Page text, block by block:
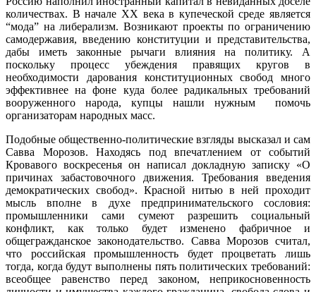
количествах. В начале XX века в купеческой среде является
“мода” на либерализм. Возникают проекты по ограничению
самодержавия, введению конституции и представительства,
дабы иметь законные рычаги влияния на политику. А
поскольку процесс убеждения правящих кругов в
необходимости дарования конституционных свобод много
эффективнее на фоне куда более радикальных требований
вооруженного народа, купцы нашли нужным помочь
организаторам народных масс.
Подобные общественно-политические взгляды высказал и сам
Савва Морозов. Находясь под впечатлением от событий
Кровавого воскресенья он написал докладную записку «О
причинах забастовочного движения. Требования введения
демократических свобод». Красной нитью в ней проходит
мысль вполне в духе предпринимательского сословия:
промышленники сами сумеют разрешить социальный
конфликт, как только будет изменено фабричное и
общегражданское законодательство. Савва Морозов считал,
что российская промышленность будет процветать лишь
тогда, когда будут выполнены пять политических требований:
всеобщее равенство перед законом, неприкосновенность